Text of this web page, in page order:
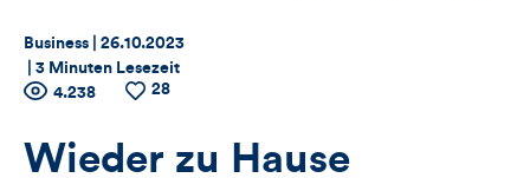
Thema:
Business | Datum:
26.10.2023
3 Minuten Lesezeit
Zähler
für
Anzahl
Views
4.238
Anzahl
28
Wieder zu Hause